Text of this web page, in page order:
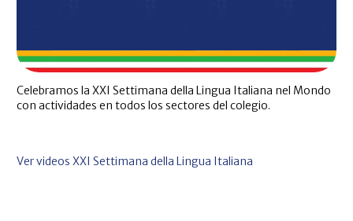
Celebramos la XXI Settimana della Lingua Italiana nel Mondo
con actividades en todos los sectores del colegio.
Ver videos XXI Settimana della Lingua Italiana